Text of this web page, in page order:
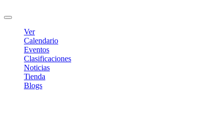
Ver
Calendario
Eventos
Clasificaciones
Noticias
Tienda
Blogs